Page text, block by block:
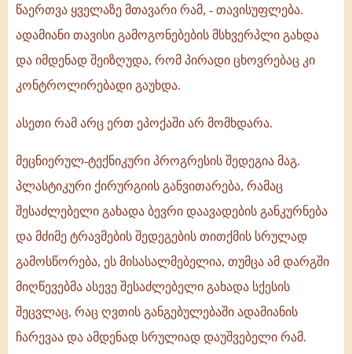
წაერთვა ყველაზე მთავარი რამ, - თავისუფლება.
ადამიანი თავისი გამოგონებების მსხვერპლი გახდა
და იმდენად შეიზღუდა, რომ პირადი ცხოვრებაც კი
კონტროლირებადი გაუხდა.
ასეთი რამ არც ერთ ეპოქაში არ მომხდარა.
მეცნიერულ-ტექნიკური პროგრესის შედეგია მაგ.
პლასტიკური ქირურგიის განვითარება, რამაც
შესაძლებელი გახადა ბევრი დაავადების განკურნება
და მძიმე ტრავმების შედეგების თითქმის სრულად
გამოსწორება, ეს მისასალმებელია, თუმცა ამ დარგში
მიღწევებმა ასევე შესაძლებელი გახადა სქესის
შეცვლაც, რაც ღვთის განგებულებაში ადამიანის
ჩარევაა და ამდენად სრულიად დაუშვებელი რამ.